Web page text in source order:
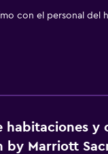
las actividades de
abajo en las
con el personal del
habitaciones y
by Marriott